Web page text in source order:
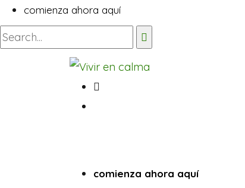
comienza ahora aquí
comienza ahora aquí